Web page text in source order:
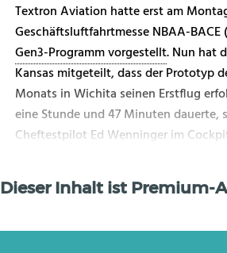
Textron Aviation hatte erst am
Geschäftsluftfahrtmesse NBAA-
Gen3-Programm vorgestellt. Nun hat
Kansas mitgeteilt, dass der Prototyp
Monats in Wichita seinen Erstflug
eine Stunde und 47 Minuten dauerte,
Cheftestpilot Ed Wenninger im
Dieser Inhalt ist Premium-